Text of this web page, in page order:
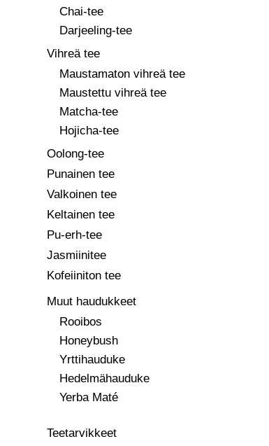
Chai-tee
Darjeeling-tee
Vihreä tee
Maustamaton vihreä tee
Maustettu vihreä tee
Matcha-tee
Hojicha-tee
Oolong-tee
Punainen tee
Valkoinen tee
Keltainen tee
Pu-erh-tee
Jasmiinitee
Kofeiiniton tee
Muut haudukkeet
Rooibos
Honeybush
Yrttihauduke
Hedelmähauduke
Yerba Maté
Teetarvikkeet